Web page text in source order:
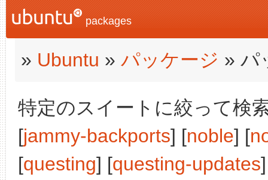
packages
» Ubuntu » パッケージ » パ
特定のスイートに絞って検
[jammy-backports] [noble] [
[questing] [questing-updates